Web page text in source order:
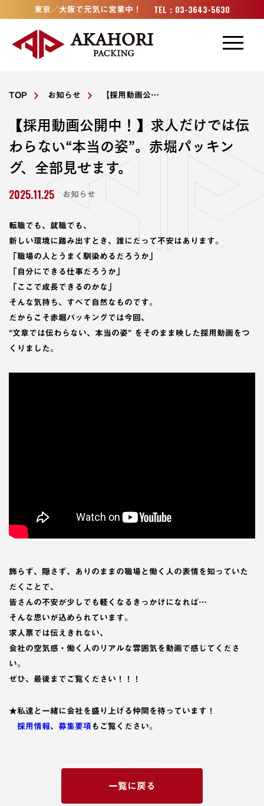
東京／大阪で元気に営業中！ TEL：03-3643-5630
設備・技術
お知らせ
採用情報
TOP お知らせ 【採用動画公開中！】求人だけでは伝わらない“本当の姿”。赤堀パッキング、全部見せます。
【採用動画公開中！】求人だけでは伝
わらない“本当の姿”。赤堀パッキン
グ、全部見せます。
2025.11.25 お知らせ
転職でも、就職でも、
新しい環境に踏み出すとき、誰にだって不安はあります。
「職場の人とうまく馴染めるだろうか」
「自分にできる仕事だろうか」
「ここで成長できるのかな」
そんな気持ち、すべて自然なものです。
だからこそ赤堀パッキングでは今回、
“文章では伝わらない、本当の姿” をそのまま映した採用動画 をつ
くりました。
飾らず、隠さず、ありのままの職場と働く人の表情を知っていた
だくことで、
皆さんの不安が少しでも軽くなるきっかけになれば…
そんな思いが込められています。
求人票では伝えきれない、
会社の空気感・働く人のリアルな雰囲気 を動画で感じてくださ
い。
ぜひ、最後までご覧ください！！！
★私達と一緒に会社を盛り上げる仲間を待っています！
採用情報、 募集要項 もご覧ください。
一覧に戻る